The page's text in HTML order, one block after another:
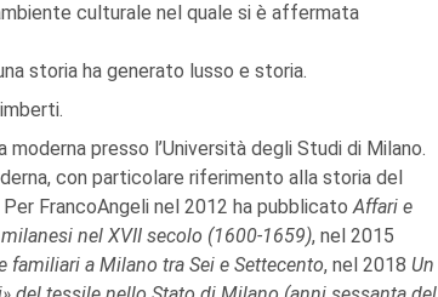
culturale nel quale si è affermata
storia ha generato lusso e storia.
presso l’Università degli Studi di Milano.
con particolare riferimento alla storia del
FrancoAngeli nel 2012 ha pubblicatoAffari e
nel XVII secolo (1600-1659), nel 2015
a Milano tra Sei e Settecento, nel 2018 Un